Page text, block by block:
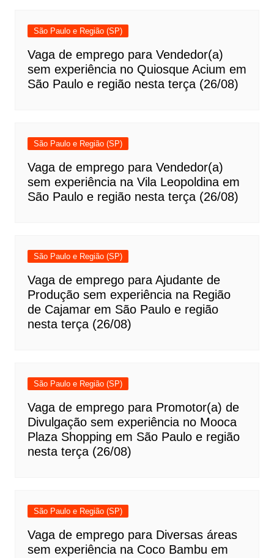
São Paulo e Região (SP)
Vaga de emprego para Vendedor(a)
sem experiência no Quiosque Acium em
São Paulo e região nesta terça (26/08)
São Paulo e Região (SP)
Vaga de emprego para Vendedor(a)
sem experiência na Vila Leopoldina em
São Paulo e região nesta terça (26/08)
São Paulo e Região (SP)
Vaga de emprego para Ajudante de
Produção sem experiência na Região
de Cajamar em São Paulo e região
nesta terça (26/08)
São Paulo e Região (SP)
Vaga de emprego para Promotor(a) de
Divulgação sem experiência no Mooca
Plaza Shopping em São Paulo e região
nesta terça (26/08)
São Paulo e Região (SP)
Vaga de emprego para Diversas áreas
sem experiência na Coco Bambu em